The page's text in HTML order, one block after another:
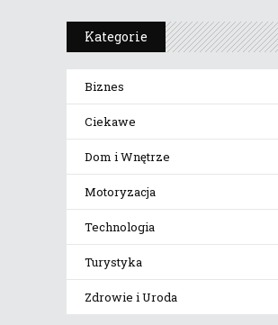
Kategorie
Biznes
Ciekawe
Dom i Wnętrze
Motoryzacja
Technologia
Turystyka
Zdrowie i Uroda